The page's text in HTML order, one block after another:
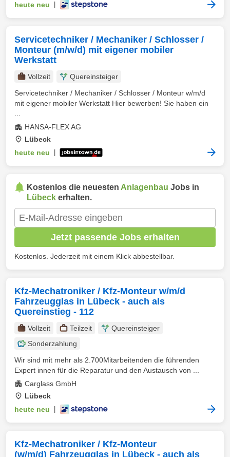
heute neu
Servicetechniker / Mechaniker / Schlosser /
Monteur (m/w/d) mit eigener mobiler
Werkstatt
Vollzeit
Quereinsteiger
Servicetechniker / Mechaniker / Schlosser / Monteur w/m/d
mit eigener mobiler Werkstatt Hier bewerben! Sie haben ein
HANSA-FLEX AG
Lübeck
heute neu
Kostenlos die neuesten Anlagenbau Jobs in
Lübeck erhalten.
Jetzt passende Jobs erhalten
Kostenlos. Jederzeit mit einem Klick abbestellbar.
Kfz-Mechatroniker / Kfz-Monteur w/m/d
Fahrzeugglas in Lübeck - auch als
Quereinstieg - 112
Vollzeit Teilzeit
Quereinsteiger
Sonderzahlung
Wir sind mit mehr als 2.700Mitarbeitenden die führenden
Expert innen für die Reparatur und den Austausch von ...
Carglass GmbH
Lübeck
heute neu
Kfz-Mechatroniker / Kfz-Monteur
(w/m/d) Fahrzeugglas in Lübeck - auch als